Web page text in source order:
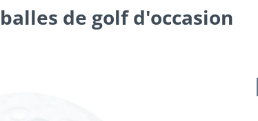
de golf d'occasion